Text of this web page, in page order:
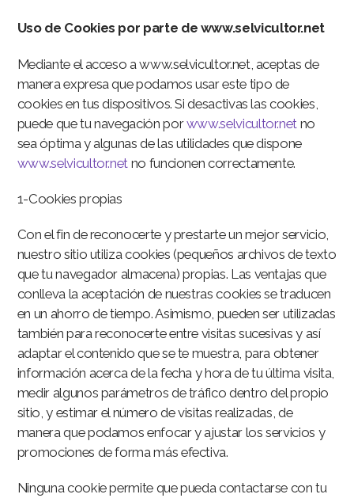
Uso de Cookies por parte de www.selvicultor.net
Mediante el acceso a www.selvicultor.net, aceptas de
manera expresa que podamos usar este tipo de
cookies en tus dispositivos. Si desactivas las cookies,
puede que tu navegación porwww.selvicultor.net no
sea óptima y algunas de las utilidades que dispone
www.selvicultor.net no funcionen correctamente.
1-Cookies propias
Con el fin de reconocerte y prestarte un mejor servicio,
nuestro sitio utiliza cookies (pequeños archivos de texto
que tu navegador almacena) propias. Las ventajas que
conlleva la aceptación de nuestras cookies se traducen
en un ahorro de tiempo. Asimismo, pueden ser utilizadas
también para reconocerte entre visitas sucesivas y así
adaptar el contenido que se te muestra, para obtener
información acerca de la fecha y hora de tu última visita,
medir algunos parámetros de tráfico dentro del propio
sitio, y estimar el número de visitas realizadas, de
manera que podamos enfocar y ajustar los servicios y
promociones de forma más efectiva.
Ninguna cookie permite que pueda contactarse con tu